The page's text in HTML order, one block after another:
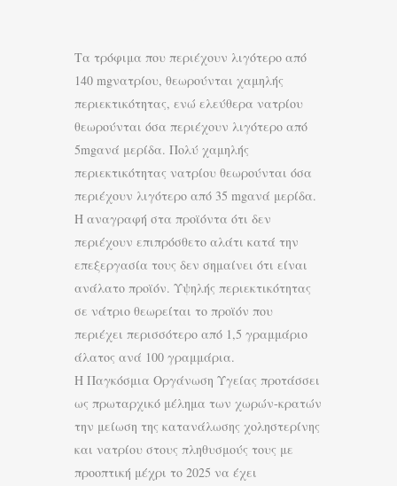
Τα τρόφιμα που περιέχουν λιγότερο από
140 mgνατρίου, θεωρούνται χαμηλής
περιεκτικότητας, ενώ ελεύθερα νατρίου
θεωρούνται όσα περιέχουν λιγότερο από
5mgανά μερίδα. Πολύ χαμηλής
περιεκτικότητας νατρίου θεωρούνται όσα
περιέχουν λιγότερο από 35 mgανά μερίδα.
Η αναγραφή στα προϊόντα ότι δεν
περιέχουν επιπρόσθετο αλάτι κατά την
επεξεργασία τους δεν σημαίνει ότι είναι
ανάλατο προϊόν. Υψηλής περιεκτικότητας
σε νάτριο θεωρείται το προϊόν που
περιέχει περισσότερο από 1,5 γραμμάριο
άλατος ανά 100 γραμμάρια.
Η Παγκόσμια Οργάνωση Υγείας προτάσσει
ως πρωταρχικό μέλημα των χωρών-κρατών
την μείωση της κατανάλωσης χοληστερίνης
και νατρίου στους πληθυσμούς τους με
προοπτική μέχρι το 2025 να έχει